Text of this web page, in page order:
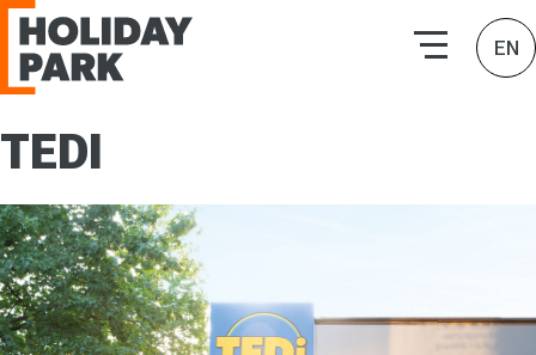
HOLIDAY PARK | Търговски комплекси
EN
TEDI